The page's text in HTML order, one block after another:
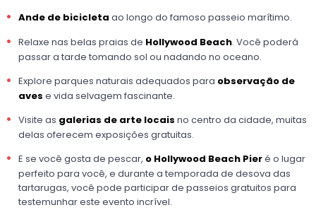
Ande de bicicleta ao longo do famoso passeio marítimo.
Relaxe nas belas praias de Hollywood Beach. Você poderá
passar a tarde tomando sol ou nadando no oceano.
Explore parques naturais adequados para observação de
aves e vida selvagem fascinante.
Visite as galerias de arte locais no centro da cidade, muitas
delas oferecem exposições gratuitas.
E se você gosta de pescar, o Hollywood Beach Pieré o lugar
perfeito para você, e durante a temporada de desova das
tartarugas, você pode participar de passeios gratuitos para
testemunhar este evento incrível.